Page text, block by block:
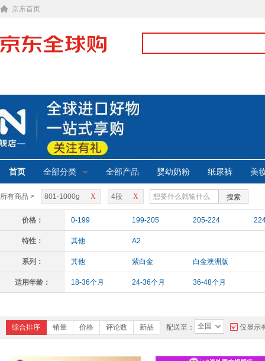
京东首页
首页 全部分类 全部产品 婴幼奶粉 纸尿裤 美
所有商品 > X
801-1000g X
4段 搜索
价格： 0-199 199-205 205-224
特性： 其他 A2
系列： 其他 紫白金 白金澳洲版
适用年龄： 18-36个月 24-36个月 36-48个月
综合排序 销量 价格 评论数 新品 配送至： 全国 仅显示